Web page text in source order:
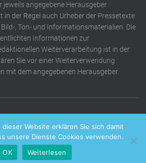
jeweils angegebene Herausgeber
in der Regel auch Urheber der Pressetexte
, Ton- und Informationsmaterialien. Die
Informationen zur
Weiterverarbeitung ist in der
Sie vor einer Weiterverwendung
mit dem angegebenen Herausgeber.
Website erklären Sie sich damit
unsere Dienste Cookies verwenden.
OK
Weiterlesen